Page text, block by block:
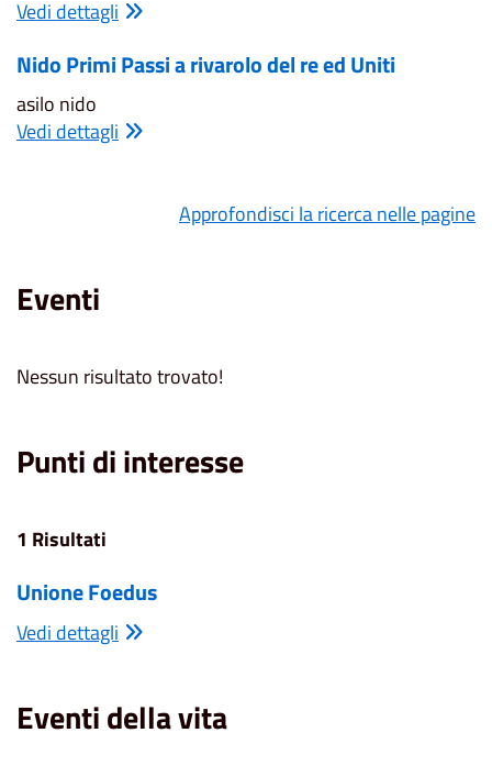
Vedi dettagli
Nido Primi Passi a rivarolo del re ed Uniti
asilo nido
Vedi dettagli
Approfondisci la ricerca nelle pagine
Eventi
Nessun risultato trovato!
Punti di interesse
1 Risultati
Unione Foedus
Vedi dettagli
Eventi della vita